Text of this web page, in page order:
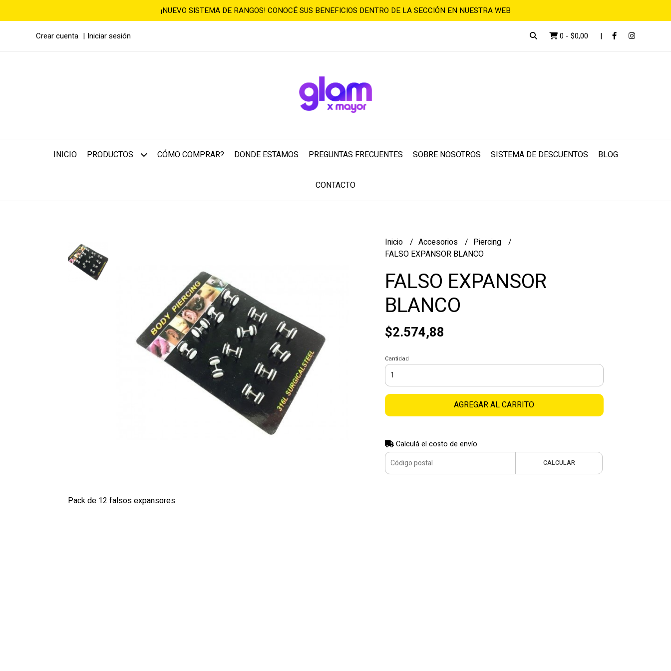
¡NUEVO SISTEMA DE RANGOS! CONOCÉ SUS BENEFICIOS DENTRO DE LA SECCIÓN EN NUESTRA WEB
Crear cuenta Iniciar sesión 0 - $0,00
INICIO PRODUCTOS CÓMO COMPRAR? DONDE ESTAMOS PREGUNTAS FRECUENTES SOBRE NOSOTROS SISTEMA DE DESCUENTOS BLOG
CONTACTO
Pack de 12 falsos expansores.
Inicio Accesorios
Piercing
FALSO EXPANSOR BLANCO
FALSO EXPANSOR
BLANCO
$2.574,88
Cantidad
AGREGAR AL CARRITO
Calculá el costo de envío
CALCULAR